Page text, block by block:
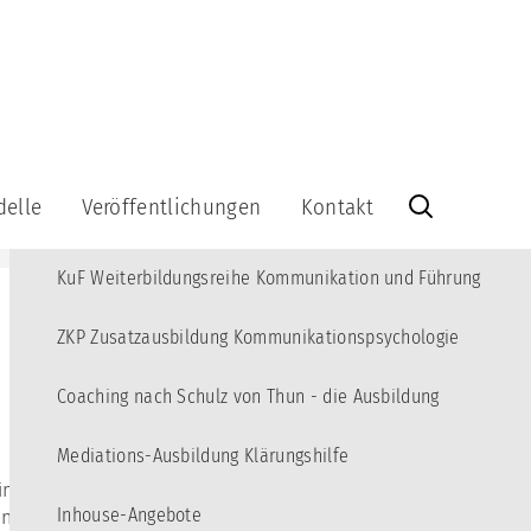
Veröffentlichungen
Veröffentlichungen
Bücher
Videos
Kommunikationsquadrat
Holz
Kontakt
Kontakt
Info-
abonnieren
Brief-
Impressum
Art und
(und auch
KuF Weiterbildungsreihe Kommunikation und Führung
ZKP Zusatzausbildung Kommunikationspsychologie
Coaching nach Schulz von Thun - die Ausbildung
Mediations-Ausbildung Klärungshilfe
Inhouse-Angebote